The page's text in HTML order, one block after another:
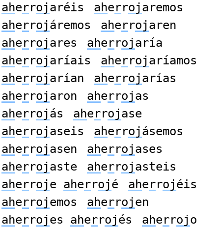
aherrojaréis aherrojaremos
aherrojáremos aherrojaren
aherrojares aherrojaría
aherrojaríais aherrojaríamos
aherrojarían aherrojarías
aherrojaron aherrojas
aherrojás aherrojase
aherrojaseis aherrojásemos
aherrojasen aherrojases
aherrojaste aherrojasteis
aherroje aherrojé aherrojéis
aherrojemos aherrojen
aherrojes aherrojés aherrojo